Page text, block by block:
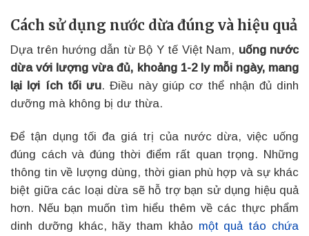
Cách sử dụng nước dừa đúng và hiệu quả
Dựa trên hướng dẫn từ Bộ Y tế Việt Nam, uống nước
dừa với lượng vừa đủ, khoảng 1-2 ly mỗi ngày, mang
lại lợi ích tối ưu. Điều này giúp cơ thể nhận đủ dinh
dưỡng mà không bị dư thừa.
Để tận dụng tối đa giá trị của nước dừa, việc uống
đúng cách và đúng thời điểm rất quan trọng. Những
thông tin về lượng dùng, thời gian phù hợp và sự khác
biệt giữa các loại dừa sẽ hỗ trợ bạn sử dụng hiệu quả
hơn. Nếu bạn muốn tìm hiểu thêm về các thực phẩm
dinh dưỡng khác, hãy tham khảo một quả táo chứa